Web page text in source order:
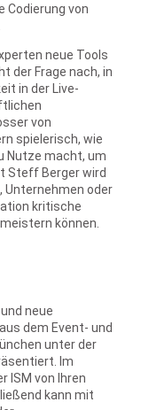
Codierung von
neue Tools
der Frage nach, in
in der Live-
von
spielerisch, wie
Nutze macht, um
Steff Berger wird
Unternehmen oder
kritische
können.
neue
dem Event- und
unter der
Im
ISM von Ihren
kann mit